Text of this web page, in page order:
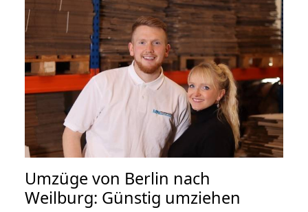
Umzüge von Berlin nach
Weilburg: Günstig umziehen